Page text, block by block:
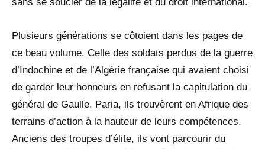
Plusieurs générations se côtoient dans les pages de
ce beau volume. Celle des soldats perdus de la guerre
d’Indochine et de l’Algérie française qui avaient choisi
de garder leur honneurs en refusant la capitulation du
général de Gaulle. Paria, ils trouvèrent en Afrique des
terrains d’action à la hauteur de leurs compétences.
Anciens des troupes d’élite, ils vont parcourir du